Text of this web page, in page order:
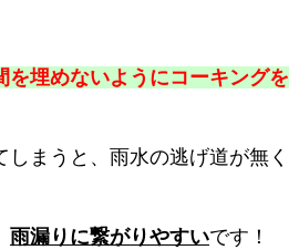
を埋めないようにコーキングを
しまうと、雨水の逃げ道が無く
雨漏りに繋がりやすいです！